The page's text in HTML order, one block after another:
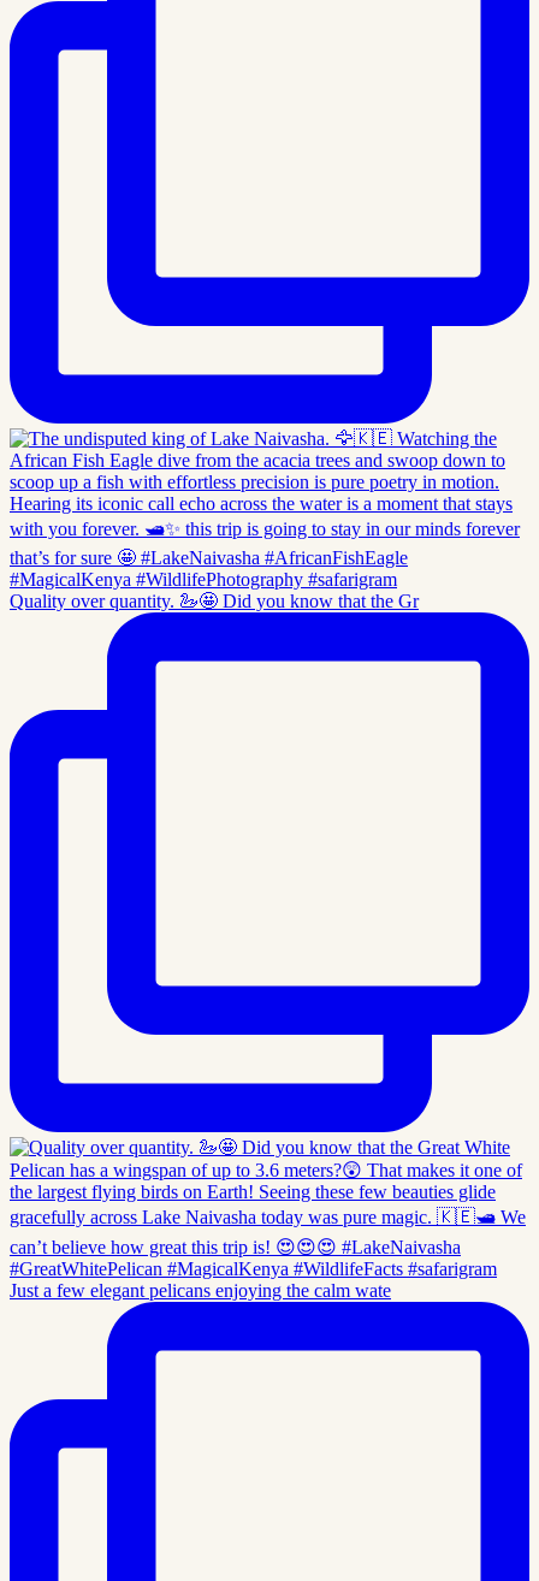
Quality over quantity. 🦢🤩 Did you know that the Gr
Just a few elegant pelicans enjoying the calm wate